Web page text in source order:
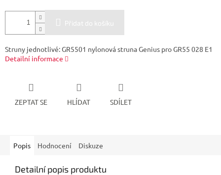
Přidat do košíku
Struny jednotlivé: GR5501 nylonová struna Genius pro GR55 028 E1
Detailní informace
ZEPTAT SE HLÍDAT SDÍLET
Popis Hodnocení Diskuze
Detailní popis produktu